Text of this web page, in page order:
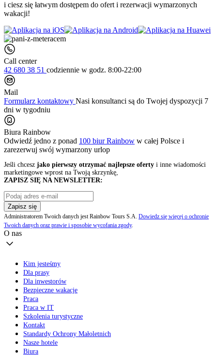
i ciesz się łatwym dostępem do ofert i rezerwacji wymarzonych
wakacji!
Call center
42 680 38 51 codziennie w godz. 8:00-22:00
Mail
Formularz kontaktowy Nasi konsultanci są do Twojej dyspozycji 7
dni w tygodniu
Biura Rainbow
Odwiedź jedno z ponad 100 biur Rainbow w całej Polsce i
zarezerwuj swój wymarzony urlop
Jeśli chcesz jako pierwszy otrzymać najlepsze oferty i inne wiadomości
marketingowe wprost na Twoją skrzynkę,
ZAPISZ SIĘ NA NEWSLETTER:
Zapisz się
Administratorem Twoich danych jest Rainbow Tours S.A. Dowiedz się więcej o ochronie
Twoich danych oraz prawie i sposobie wycofania zgody.
O nas
Kim jesteśmy
Dla prasy
Dla inwestorów
Bezpieczne wakacje
Praca
Praca w IT
Szkolenia turystyczne
Kontakt
Standardy Ochrony Małoletnich
Nasze hotele
Biura